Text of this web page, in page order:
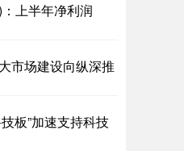
上半年净利润
市场建设向纵深推
板”加速支持科技